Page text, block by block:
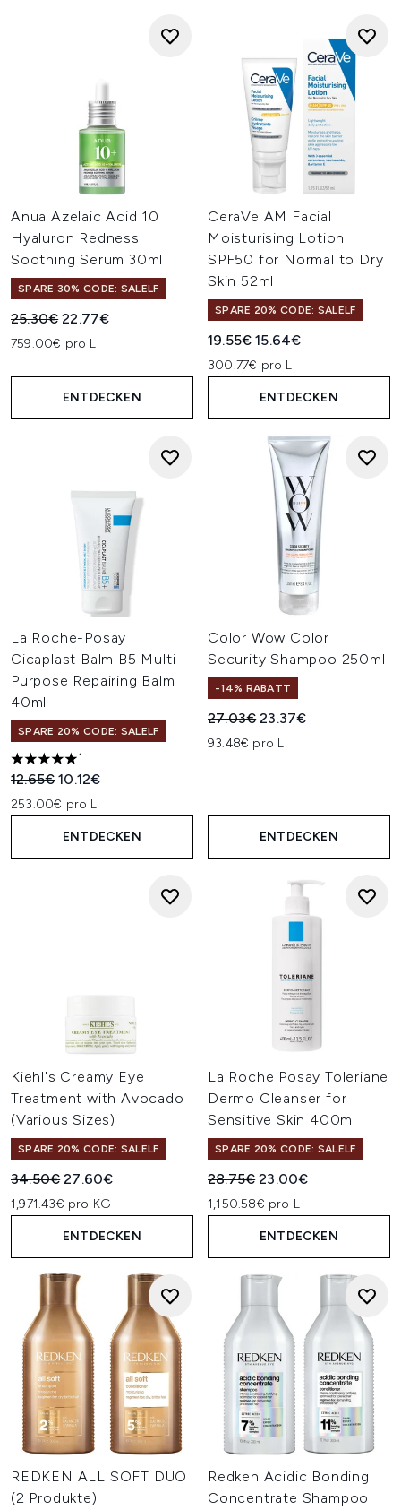
Anua Azelaic Acid 10
Hyaluron Redness
Soothing Serum 30ml
SPARE 30% CODE: SALELF
Unverbindliche Preisempfehlung:
25.30€Aktueller Preis:
22.77€
759.00€ pro L
ENTDECKEN
CeraVe AM Facial
Moisturising Lotion
SPF50 for Normal to Dry
Skin 52ml
SPARE 20% CODE: SALELF
Unverbindliche
19.55€Aktueller Preis:
15.64€
300.77€ pro L
ENTDECKEN
La Roche-Posay
Cicaplast Balm B5 Multi-
Purpose Repairing Balm
40ml
SPARE 20% CODE: SALELF
5 stars out of a maximum of 5
1
Unverbindliche Preisempfehlung:
12.65€Aktueller Preis:
10.12€
253.00€ pro L
ENTDECKEN
Color Wow Color
Security Shampoo 250ml
-14% RABATT
Unverbindliche
27.03€Aktueller Preis:
23.37€
93.48€ pro L
ENTDECKEN
Kiehl's Creamy Eye
Treatment with Avocado
(Various Sizes)
SPARE 20% CODE: SALELF
Unverbindliche Preisempfehlung:
34.50€Aktueller Preis:
27.60€
1,971.43€ pro KG
ENTDECKEN
La Roche Posay Toleriane
Dermo Cleanser for
Sensitive Skin 400ml
SPARE 20% CODE: SALELF
Unverbindliche
28.75€Aktueller Preis:
23.00€
1,150.58€ pro L
ENTDECKEN
REDKEN ALL SOFT DUO
(2 Produkte)
Redken Acidic Bonding
Concentrate Shampoo